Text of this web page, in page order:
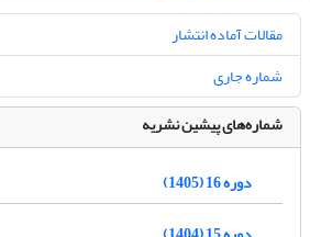
مقالات آماده انتشار
شماره جاری
شماره‌های پیشین نشریه
دوره 16 (1405)